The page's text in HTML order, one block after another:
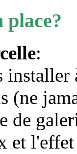
place?
:
(ne
de
et